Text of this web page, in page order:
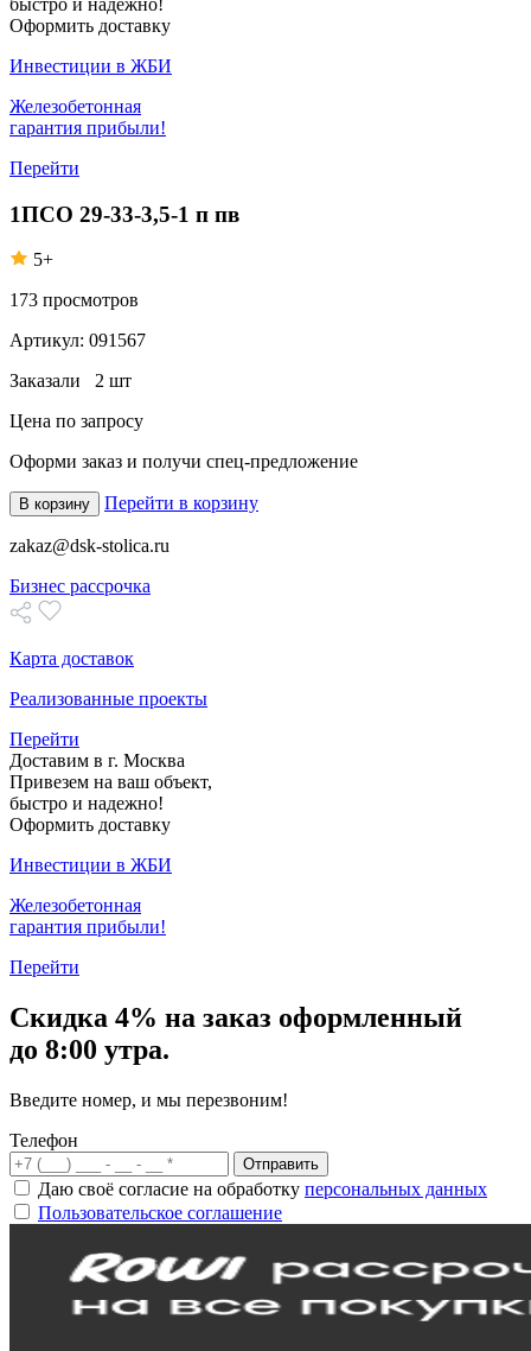
Оформить доставку
Инвестиции в ЖБИ
Железобетонная
гарантия прибыли!
Перейти
1ПСО 29-33-3,5-1 п пв
5+
173 просмотров
Артикул: 091567
Заказали 2 шт
Цена по запросу
Оформи заказ и получи спец-предложение
В корзину Перейти в корзину
zakaz@dsk-stolica.ru
Бизнес рассрочка
Карта доставок
Реализованные проекты
Перейти
Доставим в г. Москва
Привезем на ваш объект,
быстро и надежно!
Оформить доставку
Инвестиции в ЖБИ
Железобетонная
гарантия прибыли!
Перейти
Скидка 4% на заказ оформленный
до 8:00 утра.
Введите номер, и мы перезвоним!
Телефон
Отправить
Даю своё согласие на обработку персональных данных
Пользовательское соглашение